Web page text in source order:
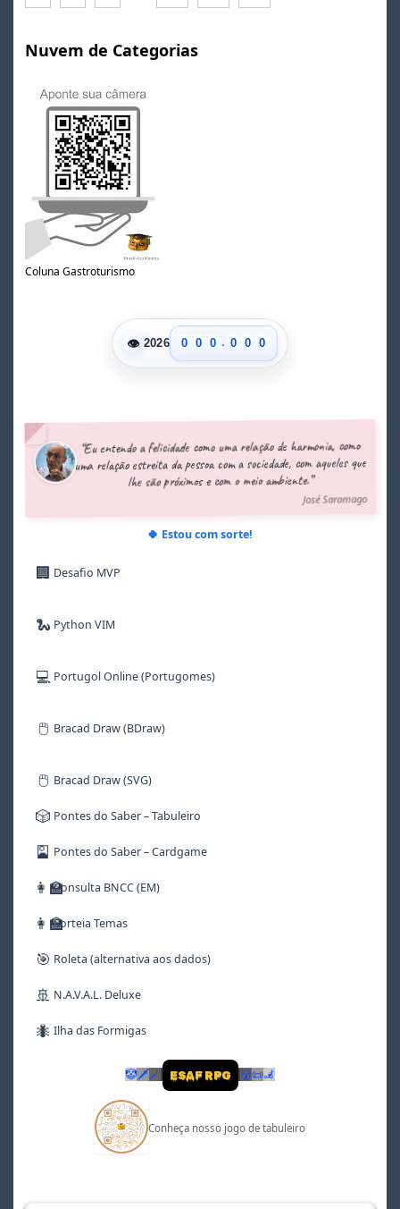
Nuvem de Categorias
Coluna Gastroturismo
👁 2026
0
1
6
7
8
0
1
6
7
8
0
1
6
7
8
. 0
1
6
7
8
0
1
6
7
8
0
1
6
7
8
“Eu entendo a felicidade como uma relação de harmonia, como
uma relação estreita da pessoa com a sociedade, com aqueles que
lhe são próximos e com o meio ambiente.”
José Saramago
🍀 Estou com sorte!
🏢 Desafio MVP
🐍 Python VIM
💻 Portugol Online (Portugomes)
🖱️ Bracad Draw (BDraw)
🖱️ Bracad Draw (SVG)
🎲 Pontes do Saber – Tabuleiro
🎴 Pontes do Saber – Cardgame
👩‍🏫Consulta BNCC (EM)
👩‍🏫Sorteia Temas
🎯 Roleta (alternativa aos dados)
🚢 N.A.V.A.L. Deluxe
🐜 Ilha das Formigas
🤡 🗡🪄 ESAF RPG 👹📜🦼
Conheça nosso jogo de tabuleiro